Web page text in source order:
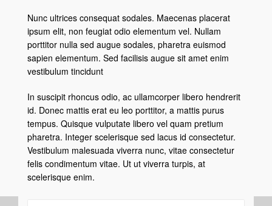
Nunc ultrices consequat sodales. Maecenas placerat
ipsum elit, non feugiat odio elementum vel. Nullam
porttitor nulla sed augue sodales, pharetra euismod
sapien elementum. Sed facilisis augue sit amet enim
vestibulum tincidunt
In suscipit rhoncus odio, ac ullamcorper libero hendrerit
id. Donec mattis erat eu leo porttitor, a mattis purus
tempus. Quisque vulputate libero vel quam pretium
pharetra. Integer scelerisque sed lacus id consectetur.
Vestibulum malesuada viverra nunc, vitae consectetur
felis condimentum vitae. Ut ut viverra turpis, at
scelerisque enim.